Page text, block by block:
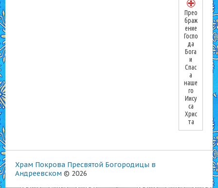
Прео
браж
ение
Госпо
да
Бога
и
Спас
а
наше
го
Иису
са
Хрис
та
Храм Покрова Пресвятой Богородицы в
Андреевском © 2026